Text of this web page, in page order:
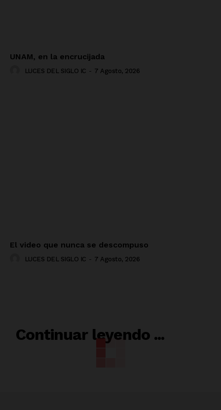
UNAM, en la encrucijada
LUCES DEL SIGLO IC - 7 Agosto, 2026
El video que nunca se descompuso
LUCES DEL SIGLO IC - 7 Agosto, 2026
Continuar leyendo ...
RELACIONADO